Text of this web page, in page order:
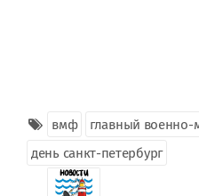
вмф
главный военно-
день санкт-петербург